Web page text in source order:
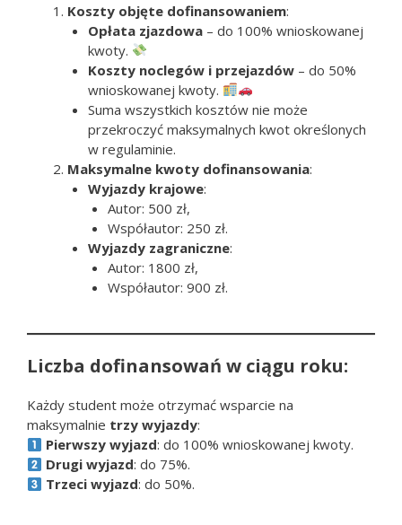
Koszty objęte dofinansowaniem:
Opłata zjazdowa– do 100% wnioskowanej
kwoty.
Koszty noclegów i przejazdów– do 50%
wnioskowanej kwoty.
Suma wszystkich kosztów nie może
przekroczyć maksymalnych kwot określonych
w regulaminie.
Maksymalne kwoty dofinansowania:
Wyjazdy krajowe:
Autor: 500 zł,
Współautor: 250 zł.
Wyjazdy zagraniczne:
Autor: 1800 zł,
Współautor: 900 zł.
Liczba dofinansowań w ciągu roku:
Każdy student może otrzymać wsparcie na
maksymalnie trzy wyjazdy:
Pierwszy wyjazd: do 100% wnioskowanej kwoty.
Drugi wyjazd: do 75%.
Trzeci wyjazd: do 50%.